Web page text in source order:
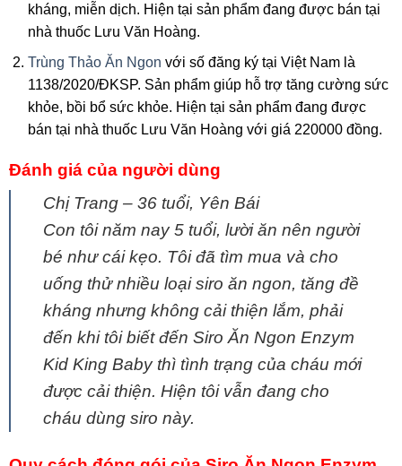
kháng, miễn dịch. Hiện tại sản phẩm đang được bán tại
nhà thuốc Lưu Văn Hoàng.
Trùng Thảo Ăn Ngon với số đăng ký tại Việt Nam là
1138/2020/ĐKSP. Sản phẩm giúp hỗ trợ tăng cường sức
khỏe, bồi bổ sức khỏe. Hiện tại sản phẩm đang được
bán tại nhà thuốc Lưu Văn Hoàng với giá 220000 đồng.
Đánh giá của người dùng
Chị Trang – 36 tuổi, Yên Bái
Con tôi năm nay 5 tuổi, lười ăn nên người
bé như cái kẹo. Tôi đã tìm mua và cho
uống thử nhiều loại siro ăn ngon, tăng đề
kháng nhưng không cải thiện lắm, phải
đến khi tôi biết đến Siro Ăn Ngon Enzym
Kid King Baby thì tình trạng của cháu mới
được cải thiện. Hiện tôi vẫn đang cho
cháu dùng siro này.